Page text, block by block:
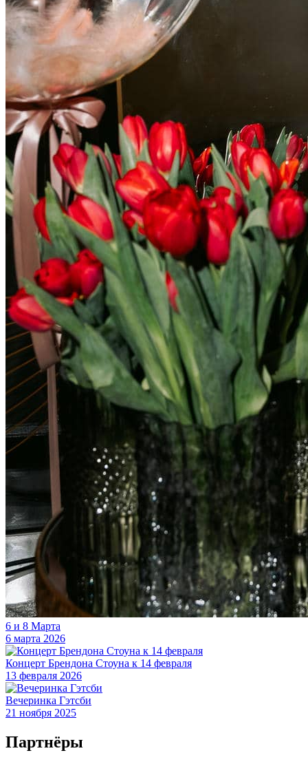
6 и 8 Марта
6 марта 2026
Концерт Брендона Стоуна к 14 февраля
13 февраля 2026
Вечеринка Гэтсби
21 ноября 2025
Партнёры